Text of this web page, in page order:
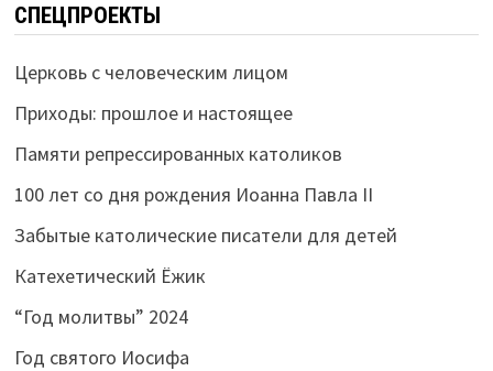
СПЕЦПРОЕКТЫ
Церковь с человеческим лицом
Приходы: прошлое и настоящее
Памяти репрессированных католиков
100 лет со дня рождения Иоанна Павла II
Забытые католические писатели для детей
Катехетический Ёжик
“Год молитвы” 2024
Год святого Иосифа